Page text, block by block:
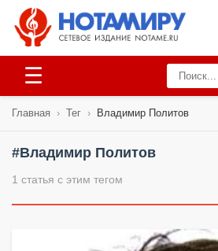
☰
Главная › Тег › Владимир Политов
#Владимир Политов
1 статья с этим тегом